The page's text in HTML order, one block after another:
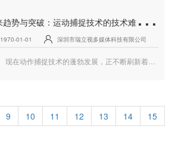
未
来趋势与突破：运动捕捉技术的技术难题展望
1970-01-01 深圳市瑞立视多媒体科技有限公司
9 10 11 12 13 14
15